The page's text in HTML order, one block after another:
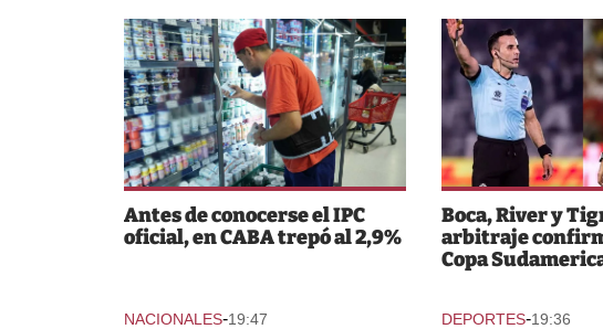
Antes de conocerse el IPC
oficial, en CABA trepó al 2,9%
NACIONALES-19:47
Boca, River y
arbitraje
Copa
DEPORTES-19:36